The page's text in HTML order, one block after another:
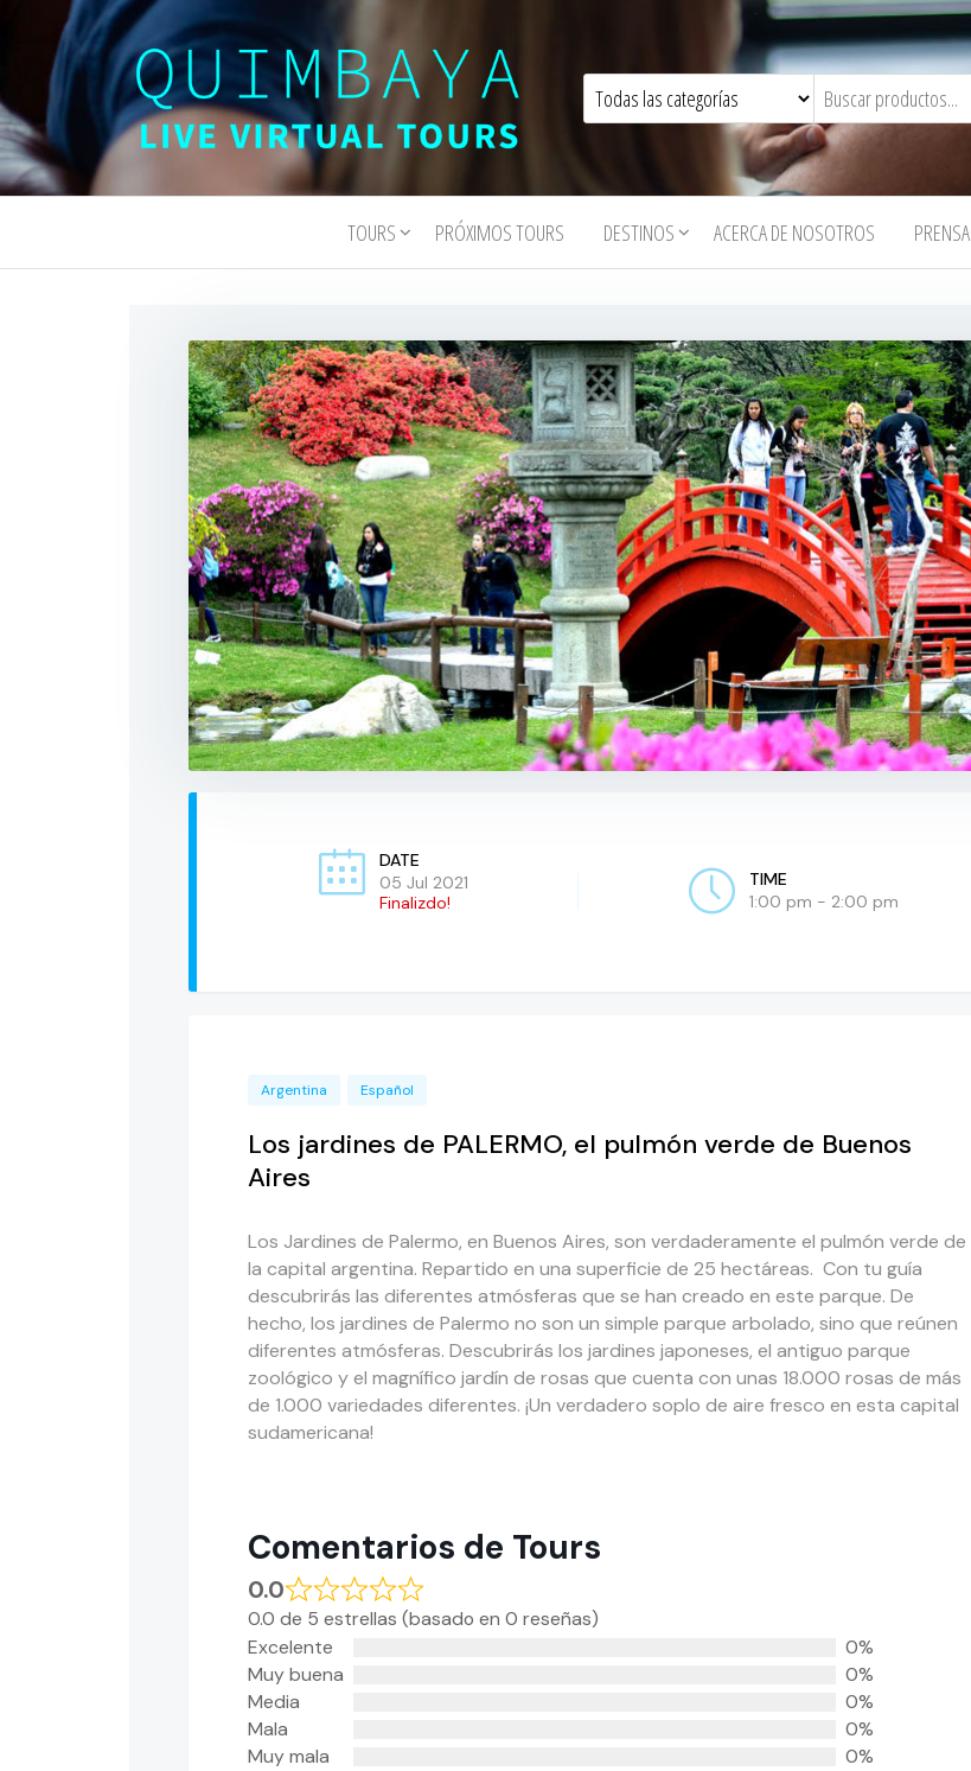
Interactive
TOURS PRÓXIMOS TOURS DESTINOS ACERCA DE NOSOTROS PRENSA
DATE
05 Jul 2021
Finalizdo!
TIME
1:00 pm - 2:00 pm
Argentina Español
Los jardines de PALERMO, el pulmón verde de Buenos
Aires
Los Jardines de Palermo, en Buenos Aires, son verdaderamente el pulmón verde de
la capital argentina. Repartido en una superficie de 25 hectáreas. Con tu guía
descubrirás las diferentes atmósferas que se han creado en este parque. De
hecho, los jardines de Palermo no son un simple parque arbolado, sino que reúnen
diferentes atmósferas. Descubrirás los jardines japoneses, el antiguo parque
zoológico y el magnífico jardín de rosas que cuenta con unas 18.000 rosas de más
de 1.000 variedades diferentes. ¡Un verdadero soplo de aire fresco en esta capital
sudamericana!
Comentarios de Tours
0.0
0.0 de 5 estrellas (basado en 0 reseñas)
Excelente
0%
Muy buena
0%
Media
0%
Mala
0%
Muy mala
0%